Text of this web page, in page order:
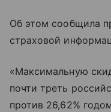
Об этом сообщила
страховой
«Максимальную
почти треть
против 26,62%